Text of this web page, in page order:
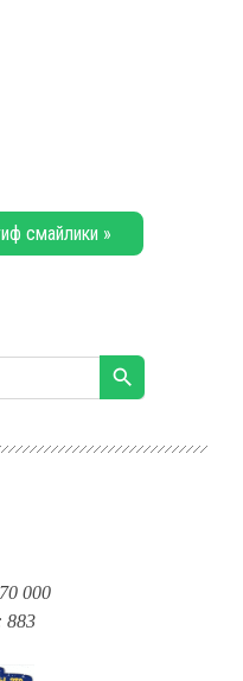
смайлики »
000
883